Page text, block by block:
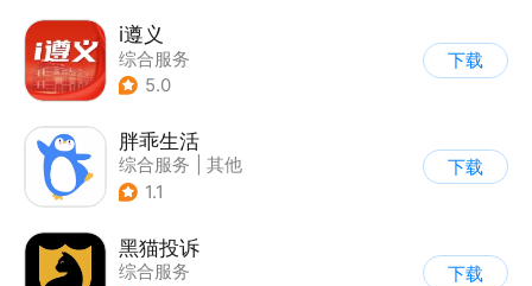
i遵义
综合服务
5.0
下载
胖乖生活
综合服务
其他
1.1
下载
黑猫投诉
综合服务
下载